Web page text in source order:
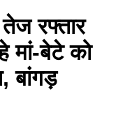
तेज रफ्तार
मां-बेटे को
बांगड़